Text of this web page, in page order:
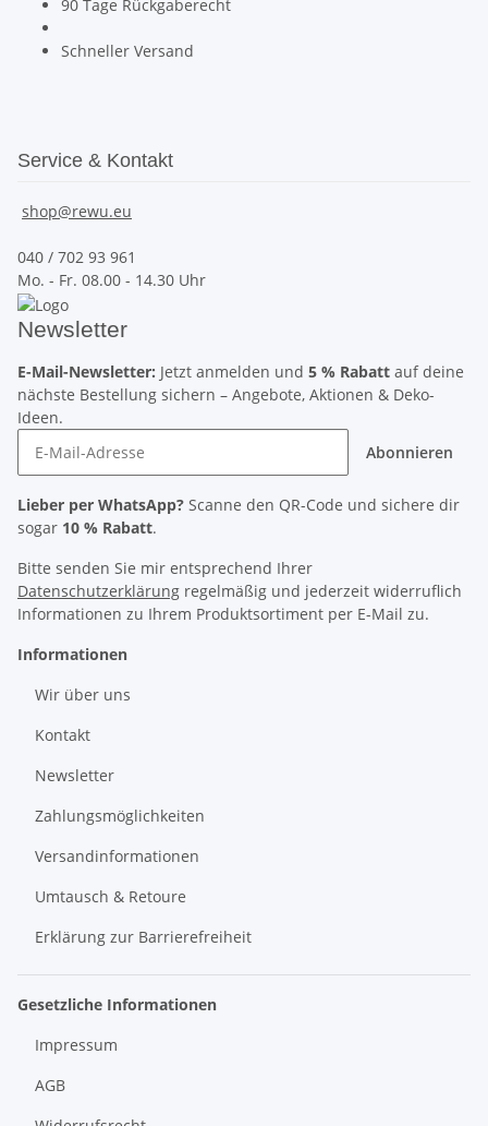
90 Tage Rückgaberecht
Schneller Versand
Service & Kontakt
shop@rewu.eu
040 / 702 93 961
Mo. - Fr. 08.00 - 14.30 Uhr
Newsletter
E-Mail-Newsletter: Jetzt anmelden und 5 % Rabatt auf deine
nächste Bestellung sichern – Angebote, Aktionen & Deko-
Ideen.
Abonnieren
Lieber per WhatsApp? Scanne den QR-Code und sichere dir
sogar 10 % Rabatt.
Bitte senden Sie mir entsprechend Ihrer
Datenschutzerklärung regelmäßig und jederzeit widerruflich
Informationen zu Ihrem Produktsortiment per E-Mail zu.
Informationen
Wir über uns
Kontakt
Newsletter
Zahlungsmöglichkeiten
Versandinformationen
Umtausch & Retoure
Erklärung zur Barrierefreiheit
Gesetzliche Informationen
Impressum
AGB